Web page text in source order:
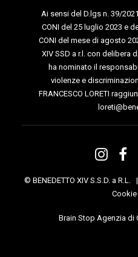
Ai sensi del D.lgs n. 39/
CONI del 25 luglio 2023 e
CONI del mese di agosto
XIV SSD a r.l. con delibera
ha nominato il
violenze e
FRANCESCO LORETI
© BENEDETTO XIV S.S.D. a R.L. |
Brain Stop Agenzia di